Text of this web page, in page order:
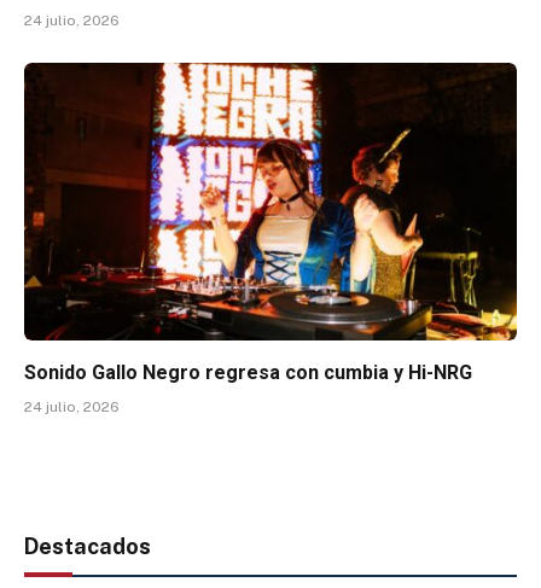
24 julio, 2026
Sonido Gallo Negro regresa con cumbia y Hi-NRG
24 julio, 2026
Destacados